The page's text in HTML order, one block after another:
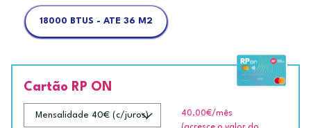
18000 BTUS - ATE 36 M2
Cartão RP ON
40,00€/mês